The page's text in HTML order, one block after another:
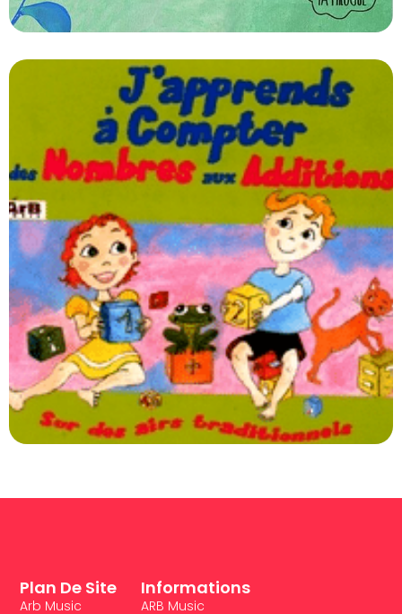
Plan De Site
Arb Music
Informations
ARB Music